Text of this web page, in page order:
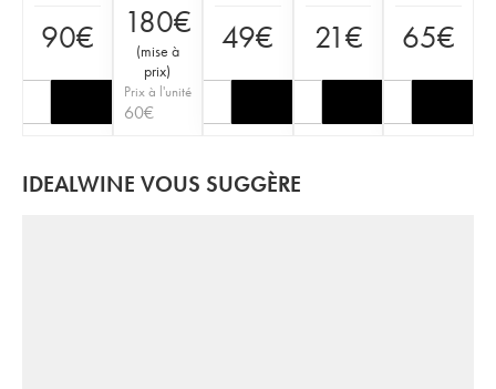
90€ 180€
(mise à
prix)
Prix à l'unité
60€
49€ 21€ 65€
IDEALWINE VOUS SUGGÈRE